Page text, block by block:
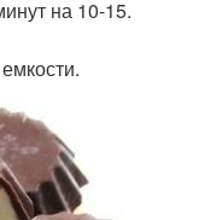
на 10-15.